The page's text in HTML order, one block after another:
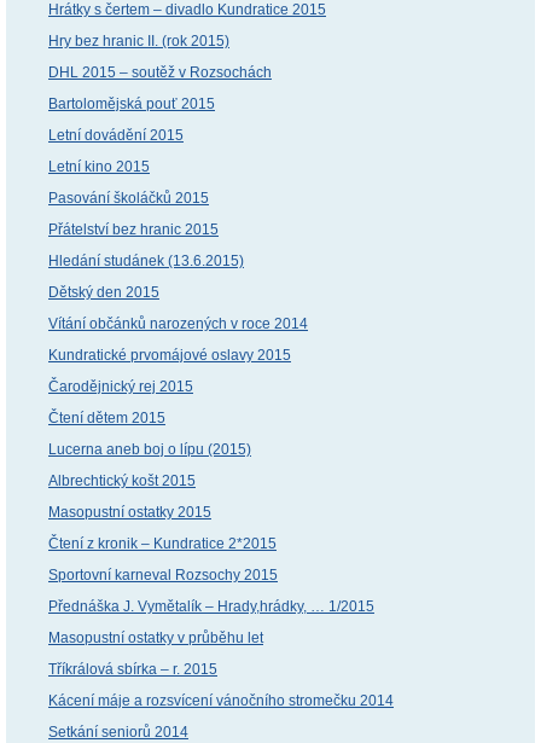
Hrátky s čertem – divadlo Kundratice 2015
Hry bez hranic II. (rok 2015)
DHL 2015 – soutěž v Rozsochách
Bartolomějská pouť 2015
Letní dovádění 2015
Letní kino 2015
Pasování školáčků 2015
Přátelství bez hranic 2015
Hledání studánek (13.6.2015)
Dětský den 2015
Vítání občánků narozených v roce 2014
Kundratické prvomájové oslavy 2015
Čarodějnický rej 2015
Čtení dětem 2015
Lucerna aneb boj o lípu (2015)
Albrechtický košt 2015
Masopustní ostatky 2015
Čtení z kronik – Kundratice 2*2015
Sportovní karneval Rozsochy 2015
Přednáška J. Vymětalík – Hrady,hrádky, … 1/2015
Masopustní ostatky v průběhu let
Tříkrálová sbírka – r. 2015
Kácení máje a rozsvícení vánočního stromečku 2014
Setkání seniorů 2014